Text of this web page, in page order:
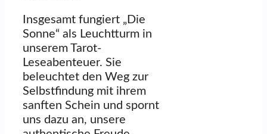
Insgesamt fungiert „Die
Sonne“ als Leuchtturm in
unserem Tarot-
Leseabenteuer. Sie
beleuchtet den Weg zur
Selbstfindung mit ihrem
sanften Schein und spornt
uns dazu an, unsere